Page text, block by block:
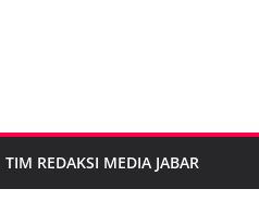
TIM REDAKSI MEDIA JABAR